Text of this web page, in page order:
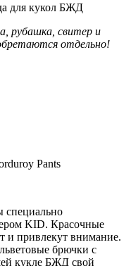
для кукол БЖД
рубашка, свитер и
отдельно!
Pants
специально
KID. Красочные
и привлекут внимание.
брючки с
кукле БЖД свой